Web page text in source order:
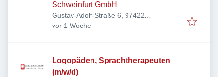
Schweinfurt GmbH
Gustav-Adolf-Straße 6, 97422
Schweinfurt, Deutschland
Veröffentlicht
vor 1 Woche
Logopäden, Sprachtherapeuten
(m/w/d)